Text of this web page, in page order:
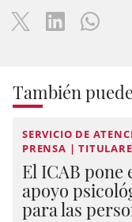
También
SERVICIO DE
PRENSA |
El ICAB
apoyo
para las